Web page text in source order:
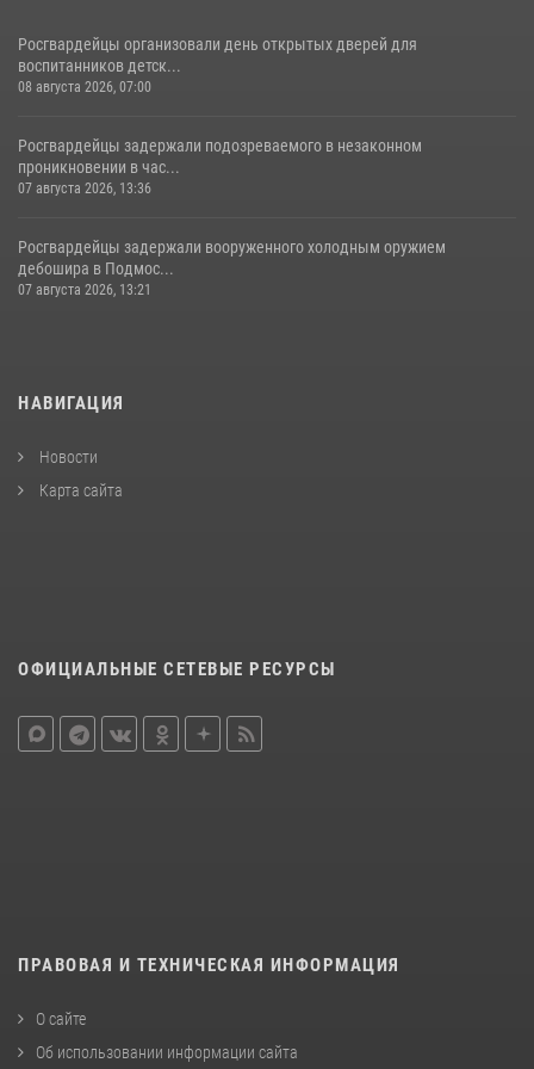
Росгвардейцы организовали день открытых дверей для
воспитанников детск...
08 августа 2026, 07:00
Росгвардейцы задержали подозреваемого в незаконном
проникновении в час...
07 августа 2026, 13:36
Росгвардейцы задержали вооруженного холодным оружием
дебошира в Подмос...
07 августа 2026, 13:21
НАВИГАЦИЯ
Новости
Карта сайта
ОФИЦИАЛЬНЫЕ СЕТЕВЫЕ РЕСУРСЫ
ПРАВОВАЯ И ТЕХНИЧЕСКАЯ ИНФОРМАЦИЯ
О сайте
Об использовании информации сайта